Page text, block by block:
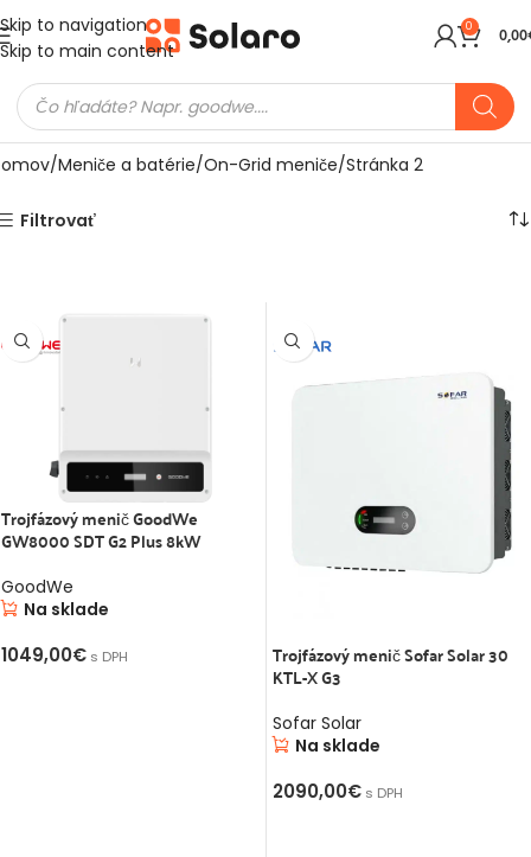
Skip to navigation
Skip to main content
0 0,00
max.
14
13
11
22
Meniče a batérie On-Grid meniče Stránka 2
Filtrovať
Trojfázový menič GoodWe
GW8000 SDT G2 Plus 8kW
GoodWe
Na sklade
1049,00€ s DPH Trojfázový menič Sofar Solar 30
KTL-X G3
Sofar Solar
Na sklade
2090,00€s DPH